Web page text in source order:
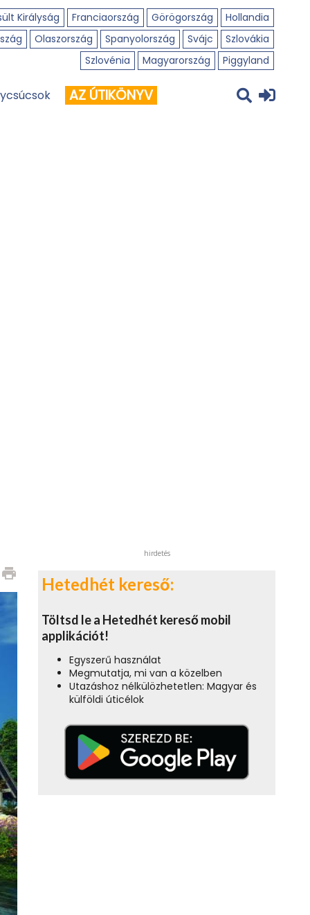
Királyság Franciaország Görögország
Hollandia
Olaszország Spanyolország Svájc
Szlovákia
Szlovénia
Magyarország Piggyland
AZ ÚTIKÖNYV
print
hirdetés
Hetedhét kereső:
Töltsd le a Hetedhét kereső mobil
applikációt!
Egyszerű használat
Megmutatja, mi van a közelben
Utazáshoz nélkülözhetetlen: Magyar és
külföldi úticélok